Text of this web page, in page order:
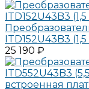
ITD152U43B3
25 190 ₽